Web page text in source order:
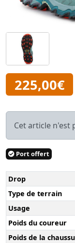
225,00€
Cet article n'est
Port offert
Drop
Type de terrain
Usage
Poids du coureur
Poids de la